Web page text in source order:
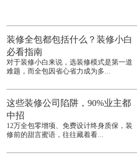
装修全包都包括什么？装修小白
必看指南
对于装修小白来说，选装修模式是第一道
难题，而全包因省心省力成为多...
这些装修公司陷阱，90%业主都
中招
12万全包零增项、免费设计终身质保，装
修前的甜言蜜语，往往藏着看...